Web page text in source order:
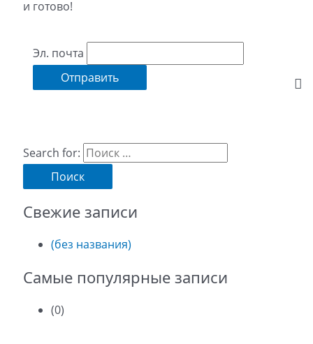
и готово!
Эл. почта
Search for:
Свежие записи
(без названия)
Самые популярные записи
(0)